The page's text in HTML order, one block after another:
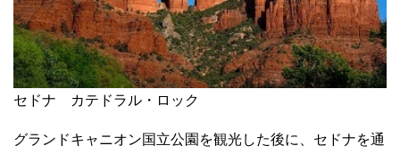
セドナ カテドラル・ロック
グランドキャニオン国立公園を観光した後に、セドナを通